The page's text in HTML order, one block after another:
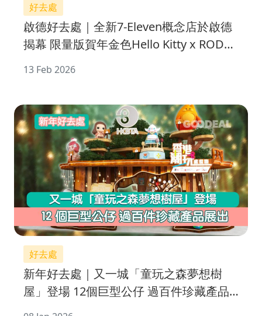
好去處
啟德好去處｜全新7-Eleven概念店於啟德
揭幕 限量版賀年金色Hello Kitty x RODY
13 Feb 2026
好去處
新年好去處｜又一城「童玩之森夢想樹
屋」登場 12個巨型公仔 過百件珍藏產品